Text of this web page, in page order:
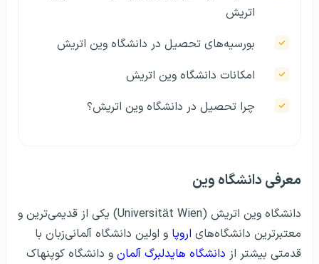
اتریش
بورسیه‌های تحصیل در دانشگاه وین اتریش
امکانات دانشگاه وین اتریش
چرا تحصیل در دانشگاه وین اتریش؟
معرفی دانشگاه وین
دانشگاه وین اتریش (Universität Wien) یکی از قدیمی‌ترین و
معتبرترین دانشگاه‌های اروپا و اولین دانشگاه آلمانی‌زبان با
قدمتی بیشتر از دانشگاه هایدلبرگ آلمان و دانشگاه کوپنهاک